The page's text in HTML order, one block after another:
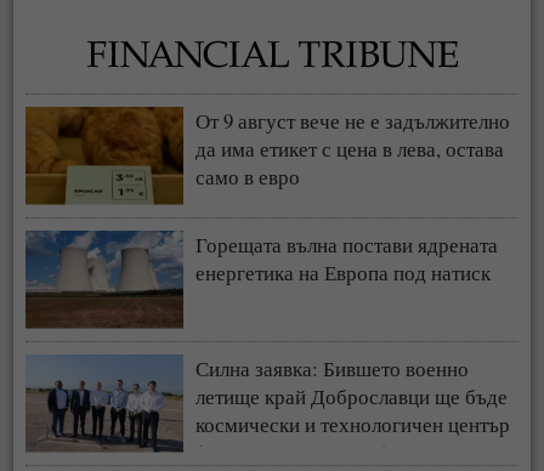
От 9 август вече не е задължително
да има етикет с цена в лева, остава
само в евро
Горещата вълна постави ядрената
енергетика на Европа под натиск
Силна заявка: Бившето военно
летище край Доброславци ще бъде
космически и технологичен център
(СНИМКИ + ВИДЕО)